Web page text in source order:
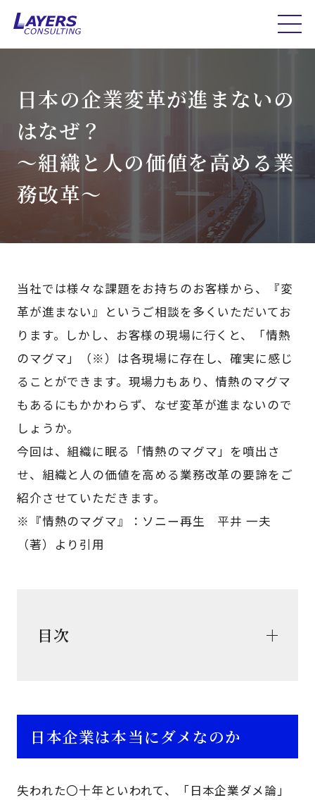
日本の企業変革が進まないの
はなぜ？
～組織と人の価値を高める業
務改革～
当社では様々な課題をお持ちのお客様から、『変
革が進まない』というご相談を多くいただいてお
ります。しかし、お客様の現場に行くと、「情熱
のマグマ」（※）は各現場に存在し、確実に感じ
ることができます。現場力もあり、情熱のマグマ
もあるにもかかわらず、なぜ変革が進まないので
しょうか。
今回は、組織に眠る「情熱のマグマ」を噴出さ
せ、組織と人の価値を高める業務改革の要諦をご
紹介させていただきます。
※『情熱のマグマ』：ソニー再生 平井 一夫
（著）より引用
目次
日本企業は本当にダメなのか
失われた〇十年といわれて、「日本企業ダメ論」